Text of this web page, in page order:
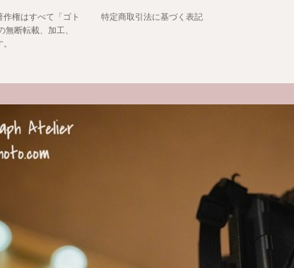
権はすべて「ゴト
断転載、加工、
特定商取引法に基づく表記